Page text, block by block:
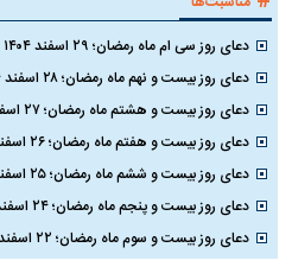
دعای روز سی ام ماه رمضان؛ ۲۹ اسفند ۱۴۰۴
دعای روز بیست و نهم ماه رمضان؛ ۲۸ اسفند ۱۴۰۴
دعای روز بیست و هشتم ماه رمضان؛ ۲۷ اسفند ۱۴۰۴
دعای روز بیست و هفتم ماه رمضان؛ ۲۶ اسفند ۱۴۰۴
دعای روز بیست و ششم ماه رمضان؛ ۲۵ اسفند ۱۴۰۴
دعای روز بیست و پنجم ماه رمضان؛ ۲۴ اسفند ۱۴۰۴
دعای روز بیست و سوم ماه رمضان؛ ۲۲ اسفند ۱۴۰۴